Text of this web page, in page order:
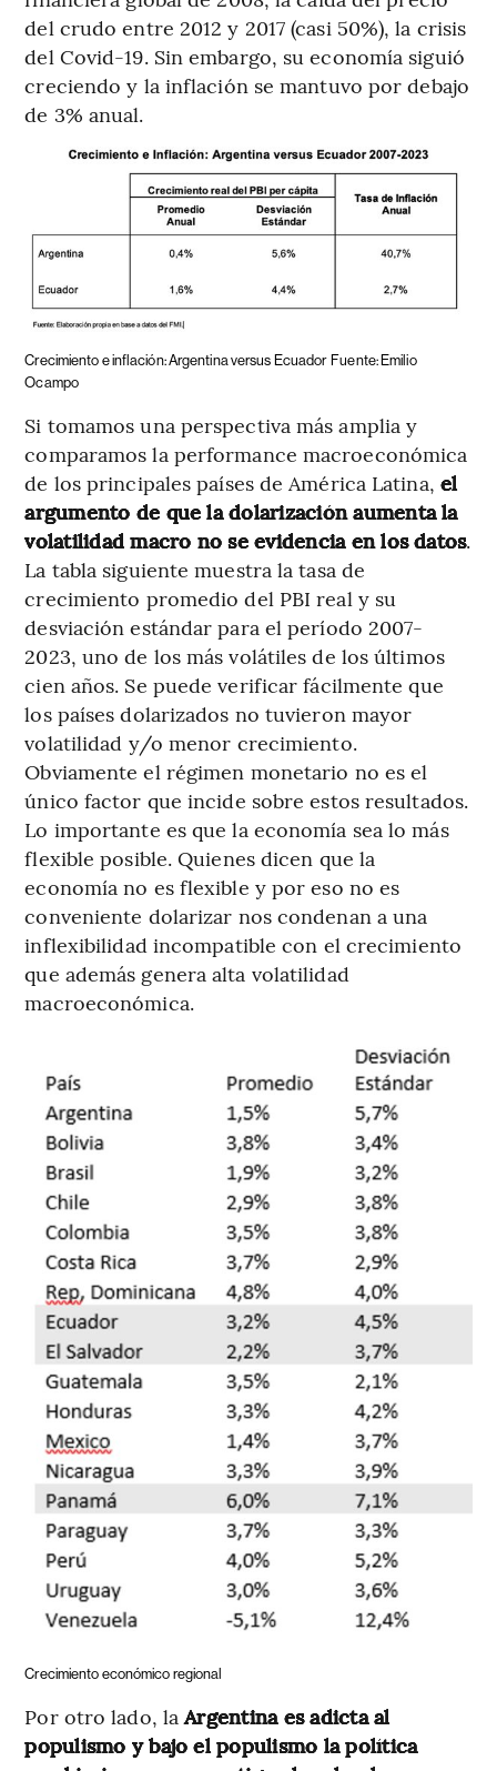
del crudo entre 2012 y 2017 (casi 50%), la crisis
del Covid-19. Sin embargo, su economía siguió
creciendo y la inflación se mantuvo por debajo
de 3% anual.
Crecimiento e inflación: Argentina versus Ecuador Fuente: Emilio
Ocampo
Si tomamos una perspectiva más amplia y
comparamos la performance macroeconómica
de los principales países de América Latina, el
argumento de que la dolarización aumenta la
volatilidad macro no se evidencia en los datos.
La tabla siguiente muestra la tasa de
crecimiento promedio del PBI real y su
desviación estándar para el período 2007-
2023, uno de los más volátiles de los últimos
cien años. Se puede verificar fácilmente que
los países dolarizados no tuvieron mayor
volatilidad y/o menor crecimiento.
Obviamente el régimen monetario no es el
único factor que incide sobre estos resultados.
Lo importante es que la economía sea lo más
flexible posible. Quienes dicen que la
economía no es flexible y por eso no es
conveniente dolarizar nos condenan a una
inflexibilidad incompatible con el crecimiento
que además genera alta volatilidad
macroeconómica.
Crecimiento económico regional
Por otro lado, laArgentina es adicta al
populismo y bajo el populismo la política